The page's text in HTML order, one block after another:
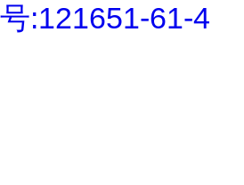
号:121651-61-4